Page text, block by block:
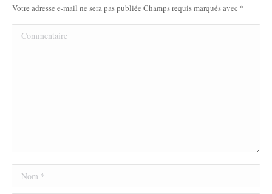
Votre adresse e-mail ne sera pas publiée Champs requis marqués avec *
Commentaire
Nom *